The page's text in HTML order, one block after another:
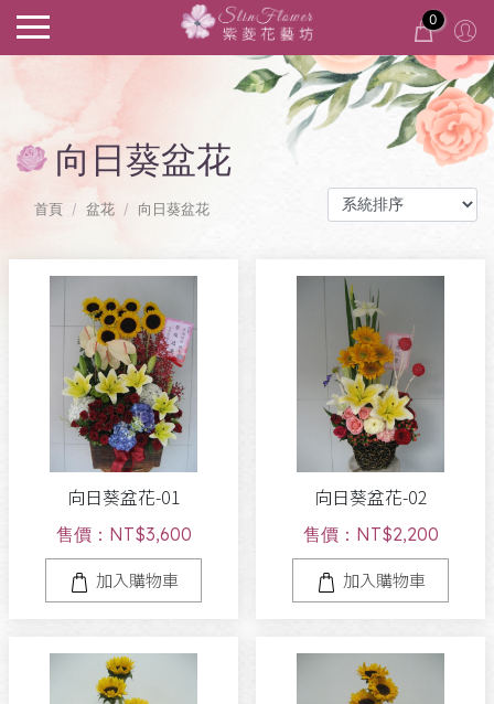
0
向日葵盆花
首頁 盆花 向日葵盆花
向日葵盆花-01
售價：NT$3,600
加入購物車
向日葵盆花-02
售價：NT$2,200
加入購物車